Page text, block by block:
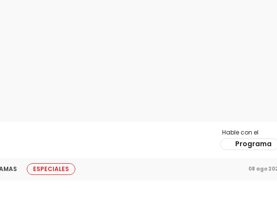
Hable con el
Programa
ESPECIALES 08 ago